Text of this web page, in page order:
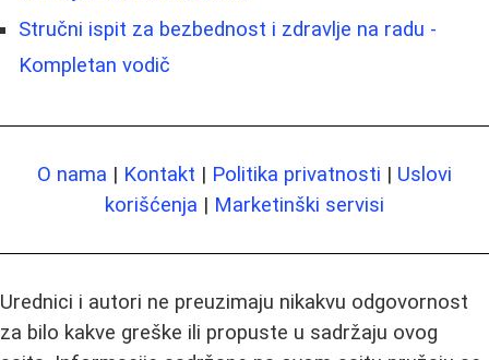
Stručni ispit za bezbednost i zdravlje na radu -
Kompletan vodič
O nama | Kontakt | Politika privatnosti | Uslovi
korišćenja | Marketinški servisi
Urednici i autori ne preuzimaju nikakvu odgovornost
za bilo kakve greške ili propuste u sadržaju ovog